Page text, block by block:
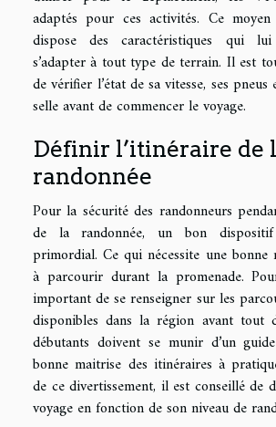
adaptés pour ces activités. Ce
dispose des caractéristiques qui
s’adapter à tout type de terrain. Il est
de vérifier l’état de sa vitesse, ses
selle avant de commencer le voyage.
Définir l’itinéraire de
randonnée
Pour la sécurité des randonneurs
de la randonnée, un bon
primordial. Ce qui nécessite une
à parcourir durant la promenade.
important de se renseigner sur les
disponibles dans la région avant tout
débutants doivent se munir d’un
bonne maitrise des itinéraires à
de ce divertissement, il est conseillé de
voyage en fonction de son niveau de